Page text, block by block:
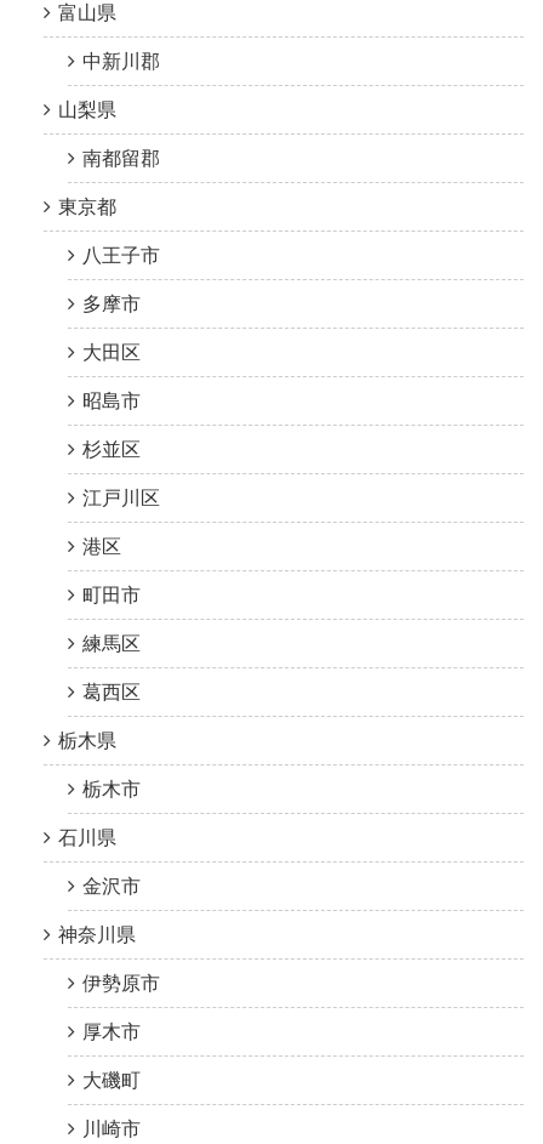
富山県
中新川郡
山梨県
南都留郡
東京都
八王子市
多摩市
大田区
昭島市
杉並区
江戸川区
港区
町田市
練馬区
葛西区
栃木県
栃木市
石川県
金沢市
神奈川県
伊勢原市
厚木市
大磯町
川崎市